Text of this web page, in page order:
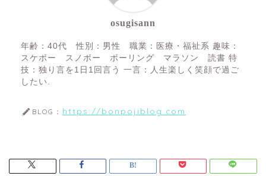
osugisann
年齢：40代 性別：男性 職業：医療・福祉系 趣味：
スケボー スノボー ボーリング マラソン 読書 特
技：独り言を1日1回言う 一言：人生楽しく笑顔で過ご
したい.
BLOG： https://bonpojiblog.com